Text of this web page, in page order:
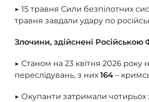
▶ 15 травня Сили безпілотних
травня завдали удару по
Злочини, здійснені Російською
▶ Станом на 23 квітня 2026 року
переслідувань, з них 164 –
▶ Окупанти затримали чотирьох